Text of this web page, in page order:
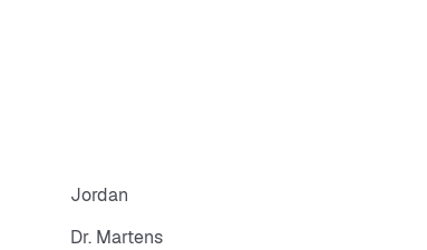
Jordan
Dr. Martens